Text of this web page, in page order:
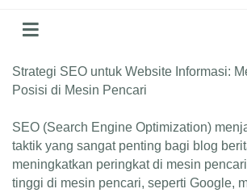
Strategi SEO untuk Website Informasi:
Posisi di Mesin Pencari
SEO (Search Engine Optimization)
taktik yang sangat penting bagi blog
meningkatkan peringkat di mesin
tinggi di mesin pencari, seperti Google,